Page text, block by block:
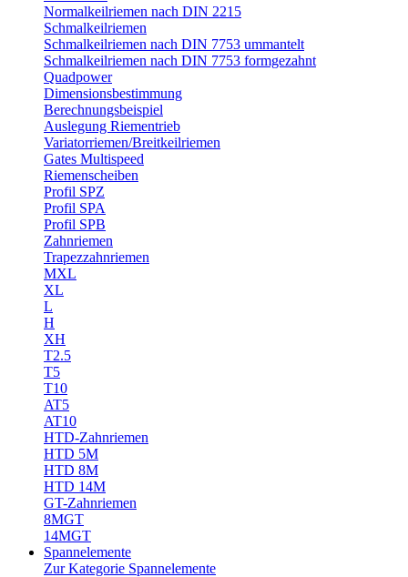
Normalkeilriemen nach DIN 2215
Schmalkeilriemen
Schmalkeilriemen nach DIN 7753 ummantelt
Schmalkeilriemen nach DIN 7753 formgezahnt
Quadpower
Dimensionsbestimmung
Berechnungsbeispiel
Auslegung Riementrieb
Variatorriemen/Breitkeilriemen
Gates Multispeed
Riemenscheiben
Profil SPZ
Profil SPA
Profil SPB
Zahnriemen
Trapezzahnriemen
MXL
XL
L
H
XH
T2.5
T5
T10
AT5
AT10
HTD-Zahnriemen
HTD 5M
HTD 8M
HTD 14M
GT-Zahnriemen
8MGT
14MGT
Spannelemente
Zur Kategorie Spannelemente